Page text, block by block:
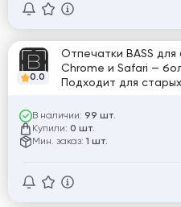
0.0
Отпечатки BASS
Chrome и Safari —
Подходит для
В наличии: 99 шт.
Купили: 0 шт.
Мин. заказ: 1 шт.